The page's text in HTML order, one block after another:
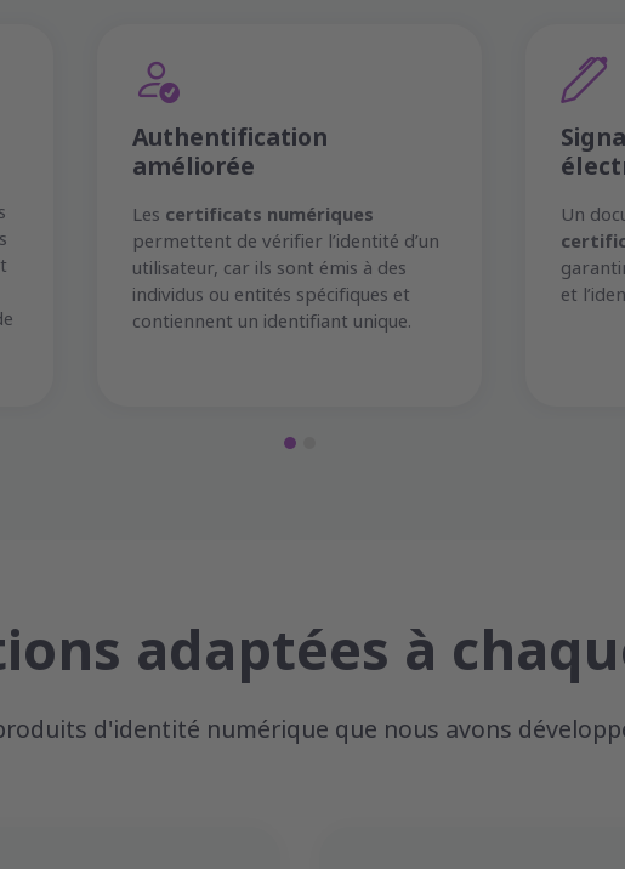
Authentification
améliorée
Les certificats numériques
permettent de vérifier l’identité d’un
utilisateur, car ils sont émis à des
individus ou entités spécifiques et
contiennent un identifiant unique.
Un
et
adaptées à
d'identité numérique que nous avons